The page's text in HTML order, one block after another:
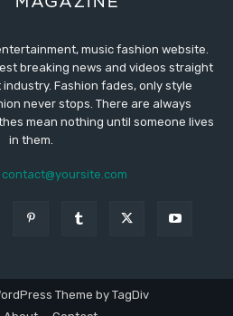
music fashion website.
breaking news and videos straight
Fashion fades, only style
never stops. There are always
mean nothing until someone lives
in them.
contact@yoursite.com
Theme by TagDiv